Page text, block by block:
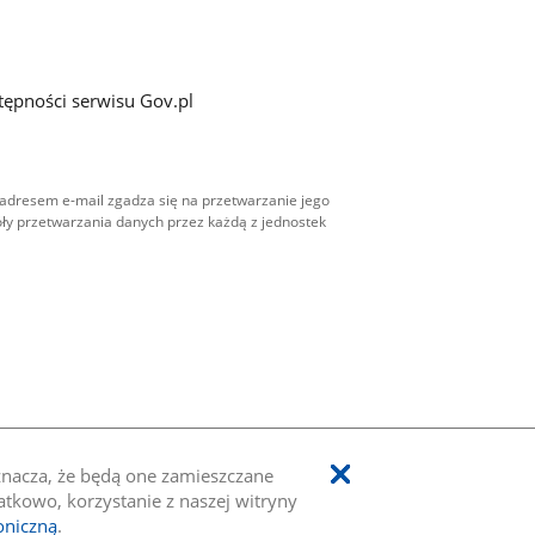
że będą one zamieszczane
korzystanie z naszej witryny
.
serwisu Gov.pl
e-mail zgadza się na przetwarzanie jego
przetwarzania danych przez każdą z jednostek